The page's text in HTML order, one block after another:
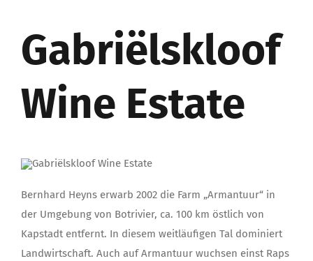
Gabriëlskloof
Wine Estate
Bernhard Heyns erwarb 2002 die Farm „Armantuur“ in
der Umgebung von Botrivier, ca. 100 km östlich von
Kapstadt entfernt. In diesem weitläufigen Tal dominiert
Landwirtschaft. Auch auf Armantuur wuchsen einst Raps